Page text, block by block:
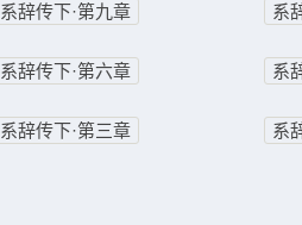
系辞传下·第九章 系
系辞传下·第六章 系
系辞传下·第三章 系